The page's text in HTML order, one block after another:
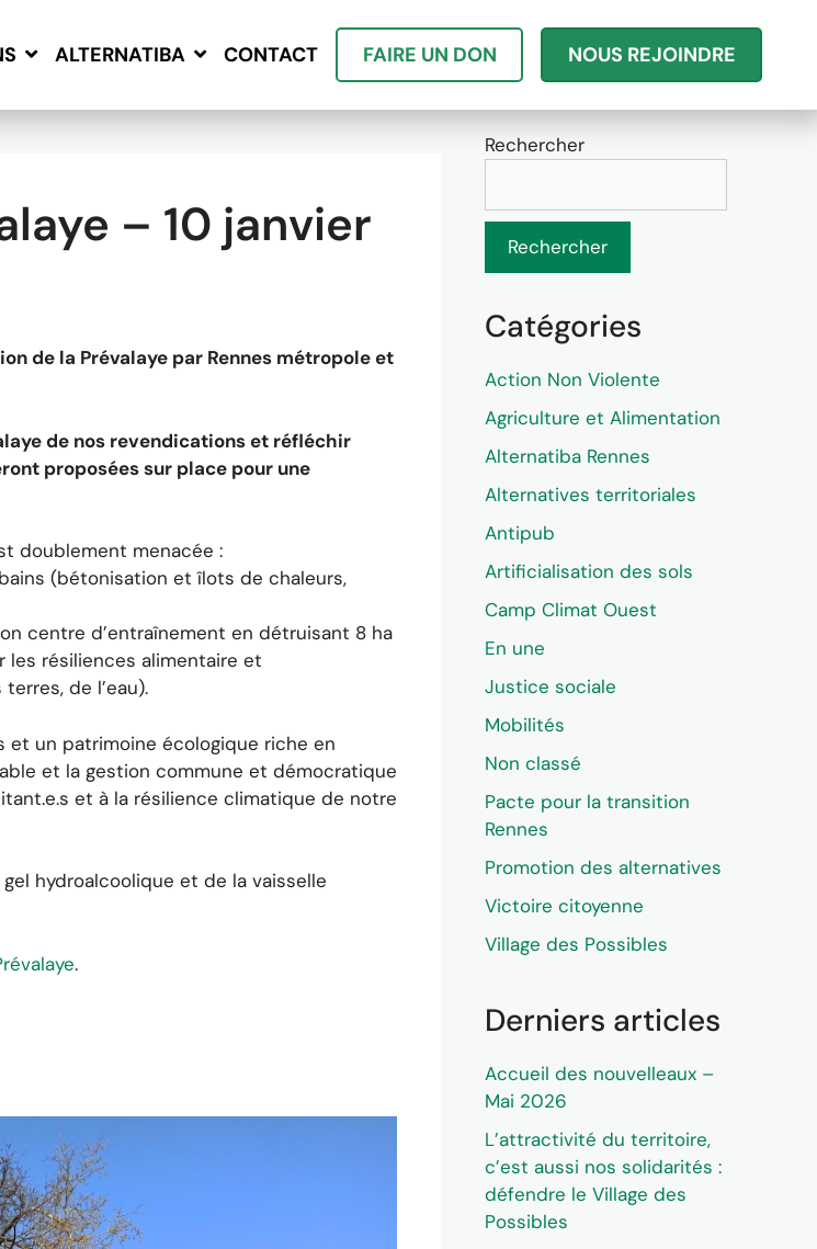
ALTERNATIBA CONTACT FAIRE UN DON NOUS REJOINDRE
– 10 janvier
de la Prévalaye par Rennes métropole et
de nos revendications et réfléchir
proposées sur place pour une
doublement menacée :
(bétonisation et îlots de chaleurs,
centre d’entraînement en détruisant 8 ha
résiliences alimentaire et
de l’eau).
et un patrimoine écologique riche en
et la gestion commune et démocratique
et à la résilience climatique de notre
hydroalcoolique et de la vaisselle
.
Rechercher
Rechercher
Catégories
Action Non Violente
Agriculture et Alimentation
Alternatiba Rennes
Alternatives territoriales
Antipub
Artificialisation des sols
Camp Climat Ouest
En une
Justice sociale
Mobilités
Non classé
Pacte pour la transition
Rennes
Promotion des alternatives
Victoire citoyenne
Village des Possibles
Derniers articles
Accueil des nouvelleaux –
Mai 2026
L’attractivité du territoire,
c’est aussi nos solidarités :
défendre le Village des
Possibles